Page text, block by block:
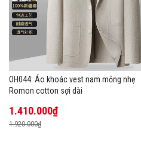
OH044: Áo khoác vest nam mỏng nhẹ
Romon cotton sợi dài
1.410.000₫
1.920.000₫